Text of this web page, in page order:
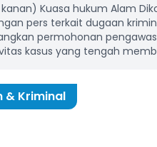
kanan) Kuasa hukum Alam
pers terkait dugaan
permohonan
kasus yang tengah
& Kriminal